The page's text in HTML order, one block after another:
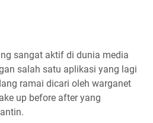
sangat aktif di dunia media
salah satu aplikasi yang lagi
ramai dicari oleh warganet
up before after yang